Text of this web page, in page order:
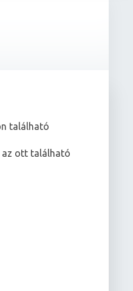
található
az ott található